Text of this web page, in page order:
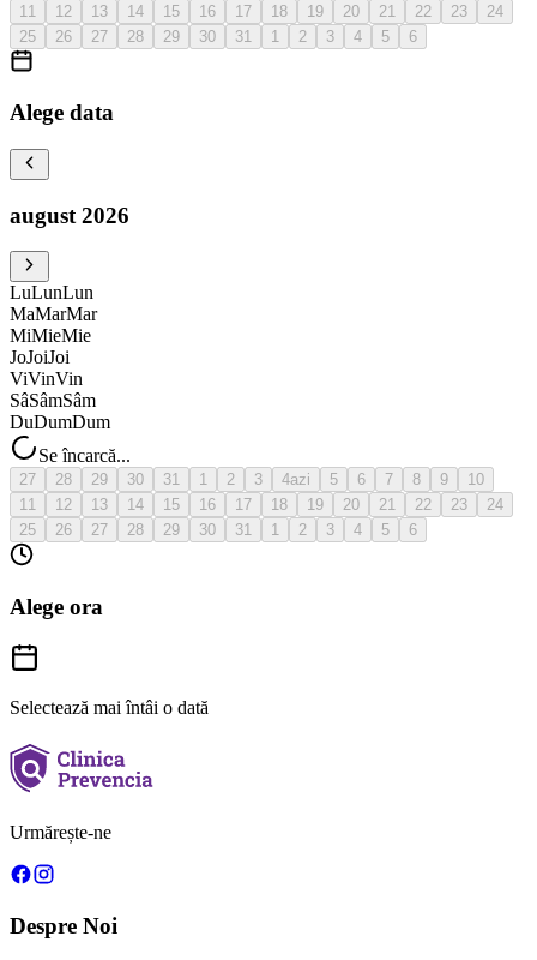
11
12 13 14 15 16 17 18 19 20 21 22 23
24
25
26 27 28 29 30 31 1 2 3 4 5 6
Alege data
august 2026
LuLunLun
MaMarMar
MiMieMie
JoJoiJoi
ViVinVin
SâSâmSâm
DuDumDum
Se încarcă...
27 28 29 30 31 1 2 3 4azi 5 6 7 8 9
10
11
12 13 14 15 16 17 18 19 20 21 22 23
24
25
26 27 28 29 30 31 1 2 3 4 5 6
Alege ora
Selectează mai întâi o dată
Urmărește-ne
Despre Noi